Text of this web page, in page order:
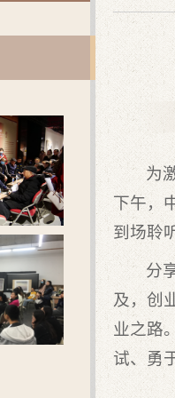
为
下午，
到场聆
分
及，创
业之路
试、勇